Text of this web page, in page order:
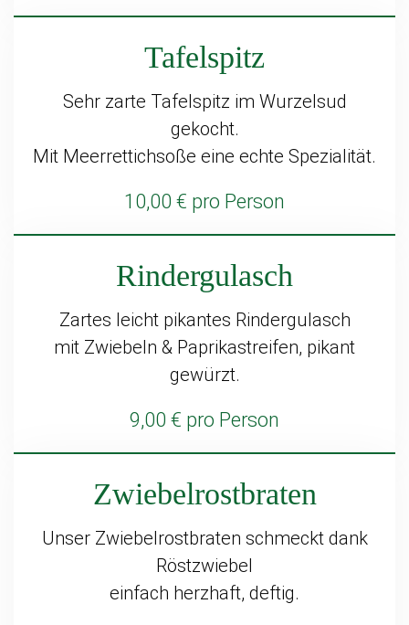
Tafelspitz
Sehr zarte Tafelspitz im Wurzelsud
gekocht.
Mit Meerrettichsoße eine echte Spezialität.
10,00 € pro Person
Rindergulasch
Zartes leicht pikantes Rindergulasch
mit Zwiebeln & Paprikastreifen, pikant
gewürzt.
9,00 € pro Person
Zwiebelrostbraten
Unser Zwiebelrostbraten schmeckt dank
Röstzwiebel
einfach herzhaft, deftig.